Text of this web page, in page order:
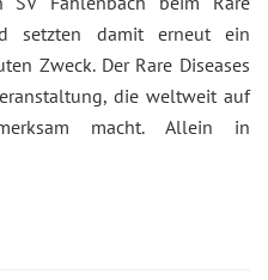
setzten damit erneut ein
Zweck. Der Rare Diseases
die weltweit auf
macht. Allein in